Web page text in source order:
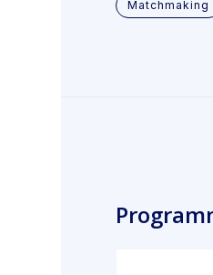
Matchmaking